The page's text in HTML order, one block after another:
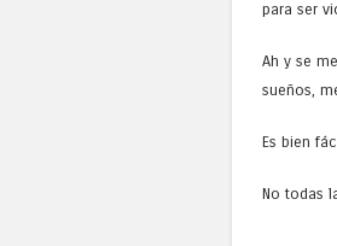
para ser
Ah y se
sueños,
Es bien
No todas